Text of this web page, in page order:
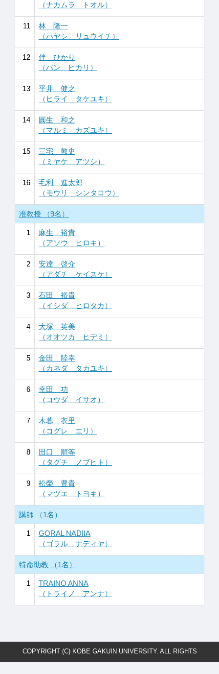
（ナカムラ トオル）
11
林 隆一
（ハヤシ リュウイチ）
12
伴 ひかり
（バン ヒカリ）
13
平井 健之
（ヒライ タケユキ）
14
圓生 和之
（マルミ カズユキ）
15
三宅 敦史
（ミヤケ アツシ）
16
毛利 進太郎
（モウリ シンタロウ）
准教授 （9名）
1
麻生 裕貴
（アソウ ヒロキ）
2
安逹 啓介
（アダチ ケイスケ）
3
石田 裕貴
（イシダ ヒロタカ）
4
大塚 英美
（オオツカ ヒデミ）
5
金田 陸幸
（カネダ タカユキ）
6
幸田 功
（コウダ イサオ）
7
木暮 衣里
（コグレ エリ）
8
田口 順等
（タグチ ノブヒト）
9
松榮 豊貴
（マツエ トヨキ）
講師 （1名）
1
GORAL NADIIA
（ゴラル ナディヤ）
特命助教 （1名）
1
TRAINO ANNA
（トライノ アンナ）
COPYRIGHT (C) KOBE GAKUIN UNIVERSITY. ALL RIGHTS